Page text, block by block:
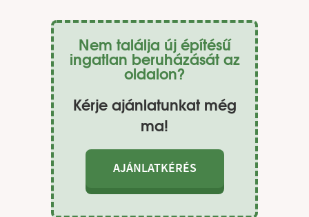
Nem találja új építésű
ingatlan beruházását az
oldalon?
Kérje ajánlatunkat még
ma!
AJÁNLATKÉRÉS